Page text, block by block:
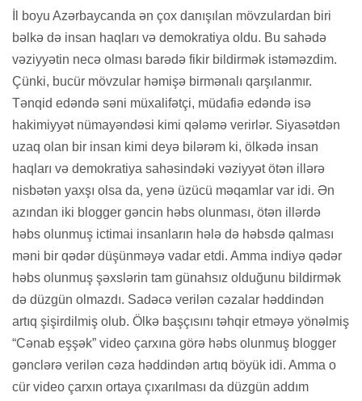
İl boyu Azərbaycanda ən çox danışılan mövzulardan biri
bəlkə də insan haqları və demokratiya oldu. Bu sahədə
vəziyyətin necə olması barədə fikir bildirmək istəməzdim.
Çünki, bucür mövzular həmişə birmənalı qarşılanmır.
Tənqid edəndə səni müxalifətçi, müdafiə edəndə isə
hakimiyyət nümayəndəsi kimi qələmə verirlər. Siyasətdən
uzaq olan bir insan kimi deyə bilərəm ki, ölkədə insan
haqları və demokratiya sahəsindəki vəziyyət ötən illərə
nisbətən yaxşı olsa da, yenə üzücü məqamlar var idi. Ən
azından iki blogger gəncin həbs olunması, ötən illərdə
həbs olunmuş ictimai insanların hələ də həbsdə qalması
məni bir qədər düşünməyə vadar etdi. Amma indiyə qədər
həbs olunmuş şəxslərin tam günahsız olduğunu bildirmək
də düzgün olmazdı. Sadəcə verilən cəzalar həddindən
artıq şişirdilmiş olub. Ölkə başçısını təhqir etməyə yönəlmiş
“Cənab eşşək” video çarxına görə həbs olunmuş blogger
gənclərə verilən cəza həddindən artıq böyük idi. Amma o
cür video çarxın ortaya çıxarılması da düzgün addım